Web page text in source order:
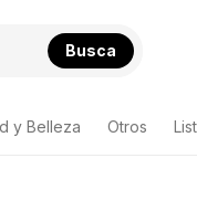
Busca
y Belleza Otros